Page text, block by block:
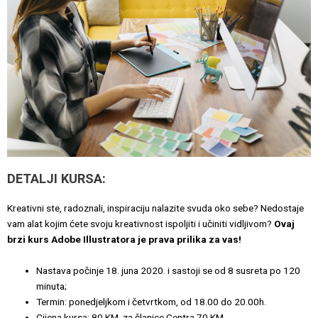
DETALJI KURSA:
Kreativni ste, radoznali, inspiraciju nalazite svuda oko sebe? Nedostaje
vam alat kojim ćete svoju kreativnost ispoljiti i učiniti vidljivom? Ovaj
brzi kurs Adobe Illustratora je prava prilika za vas!
Nastava počinje 18. juna 2020. i sastoji se od 8 susreta po 120
minuta;
Termin: ponedjeljkom i četvrtkom, od 18.00 do 20.00h.